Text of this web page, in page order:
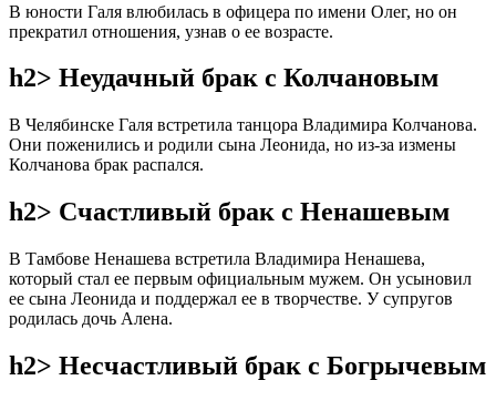
В юности Галя влюбилась в офицера по имени Олег, но он
прекратил отношения, узнав о ее возрасте.
h2> Неудачный брак с Колчановым
В Челябинске Галя встретила танцора Владимира Колчанова.
Они поженились и родили сына Леонида, но из-за измены
Колчанова брак распался.
h2> Счастливый брак с Ненашевым
В Тамбове Ненашева встретила Владимира Ненашева,
который стал ее первым официальным мужем. Он усыновил
ее сына Леонида и поддержал ее в творчестве. У супругов
родилась дочь Алена.
h2> Несчастливый брак с Богрычевым